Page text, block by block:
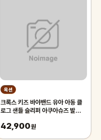
옥션
크록스 키즈 바야밴드 유아 아동 클
로그 샌들 슬리퍼 아쿠아슈즈 발레리
42,900원